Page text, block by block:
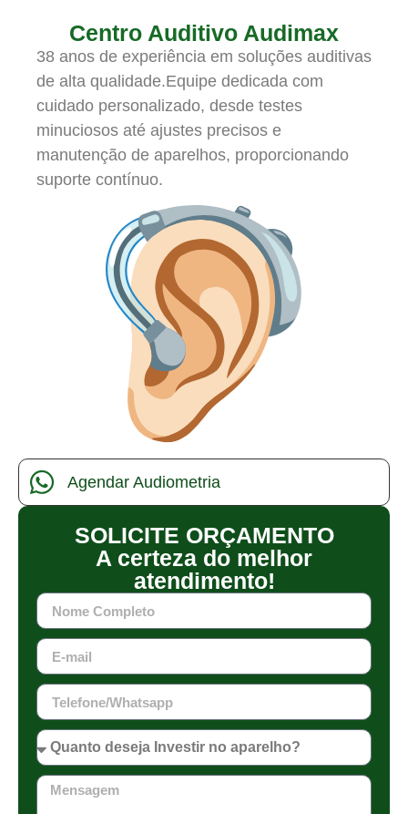
Centro Auditivo Audimax
38 anos de experiência em soluções auditivas
de alta qualidade.Equipe dedicada com
cuidado personalizado, desde testes
minuciosos até ajustes precisos e
manutenção de aparelhos, proporcionando
suporte contínuo.
Agendar Audiometria
SOLICITE ORÇAMENTO
A certeza do melhor
atendimento!